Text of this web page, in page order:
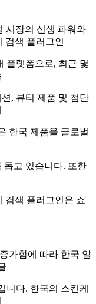
시장의 신생 파워와
검색 플러그인
플랫폼으로, 최근 몇
, 뷰티 제품 및 첨단
한국 제품을 글로벌
돕고 있습니다. 또한
검색 플러그인은 쇼
가함에 따라 한국 알
니다. 한국의 스킨케